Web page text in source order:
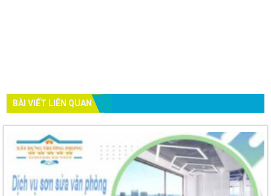
BÀI VIẾT LIÊN QUAN